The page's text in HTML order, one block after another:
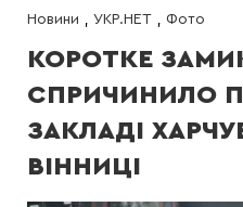
Новини , УКР.НЕТ , Фото
КОРОТКЕ
СПРИЧИНИЛО
ЗАКЛАДІ
ВІННИЦІ